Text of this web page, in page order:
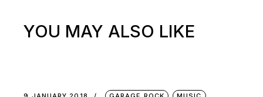
YOU MAY ALSO LIKE